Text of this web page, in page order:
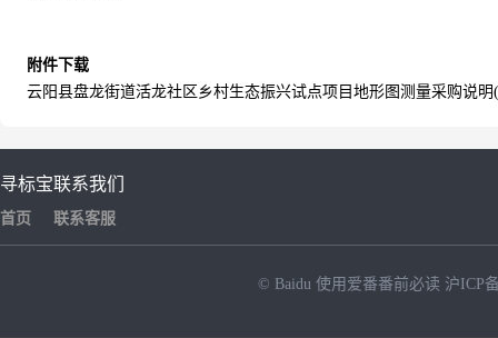
附件下载
云阳县盘龙街道活龙社区乡村生态振兴试点项目地形图测量采购说明
寻标宝
首页
联系我们
联系客服
© Baidu 使用爱番番前必读 沪ICP